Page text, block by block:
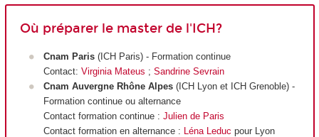
Où préparer le master de l'ICH?
Cnam Paris (ICH Paris) - Formation continue
Contact: Virginia Mateus ; Sandrine Sevrain
Cnam Auvergne Rhône Alpes(ICH Lyon et ICH Grenoble) -
Formation continue ou alternance
Contact formation continue : Julien de Paris
Contact formation en alternance : Léna Leduc pour Lyon